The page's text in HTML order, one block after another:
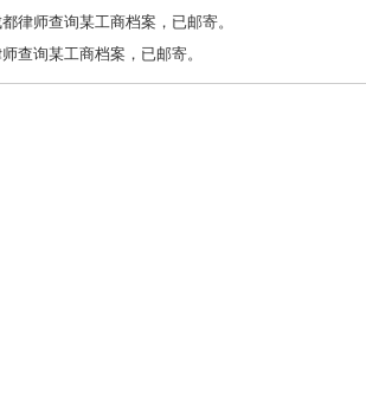
律师查询某工商档案，已邮寄。
查询某工商档案，已邮寄。